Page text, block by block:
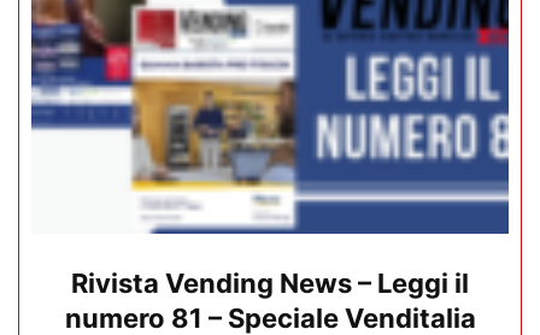
Rivista Vending News – Leggi il
numero 81 – Speciale Venditalia